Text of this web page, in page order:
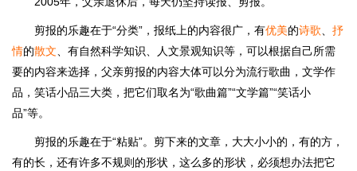
剪报的乐趣在于“分类”，报纸上的内容很广，有优美的诗歌
抒
情的散文 、有自然科学知识、人文景观知识等，可以根据自己所需
要的内容来选择，父亲剪报的内容大体可以分为流行歌曲，文学作
品，笑话小品三大类，把它们取名为“歌曲篇”“文学篇”“笑话小
品”等。
剪报的乐趣在于“粘贴”。剪下来的文章，大大小小的，有的方，
有的长，还有许多不规则的形状，这么多的形状，必须想办法把它